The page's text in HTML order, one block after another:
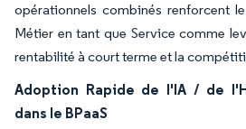
opérationnels combinés renforcent
Métier en tant que Service comme
rentabilité à court terme et la
Adoption Rapide de l'IA / de
dans le BPaaS